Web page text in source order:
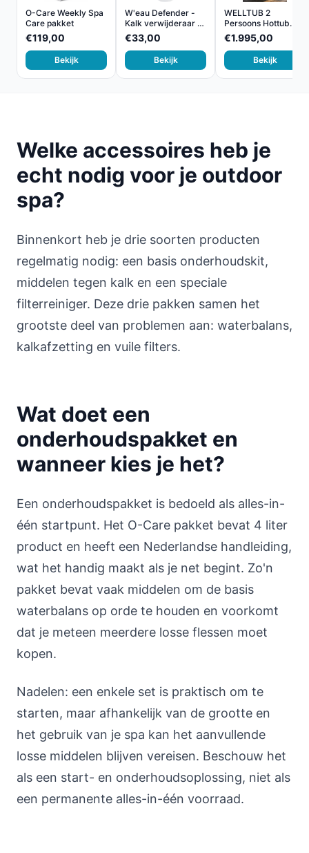
O-Care Weekly Spa
Care pakket
€119,00
Bekijk
W'eau Defender -
Kalk verwijderaar -
1...
€33,00
Bekijk
WELLTUB 2
Persoons Hottub
met Gratis D...
€1.995,00
Bekijk
Welke accessoires heb je
echt nodig voor je outdoor
spa?
Binnenkort heb je drie soorten producten
regelmatig nodig: een basis onderhoudskit,
middelen tegen kalk en een speciale
filterreiniger. Deze drie pakken samen het
grootste deel van problemen aan: waterbalans,
kalkafzetting en vuile filters.
Wat doet een
onderhoudspakket en
wanneer kies je het?
Een onderhoudspakket is bedoeld als alles-in-
één startpunt. Het O-Care pakket bevat 4 liter
product en heeft een Nederlandse handleiding,
wat het handig maakt als je net begint. Zo'n
pakket bevat vaak middelen om de basis
waterbalans op orde te houden en voorkomt
dat je meteen meerdere losse flessen moet
kopen.
Nadelen: een enkele set is praktisch om te
starten, maar afhankelijk van de grootte en
het gebruik van je spa kan het aanvullende
losse middelen blijven vereisen. Beschouw het
als een start- en onderhoudsoplossing, niet als
een permanente alles-in-één voorraad.